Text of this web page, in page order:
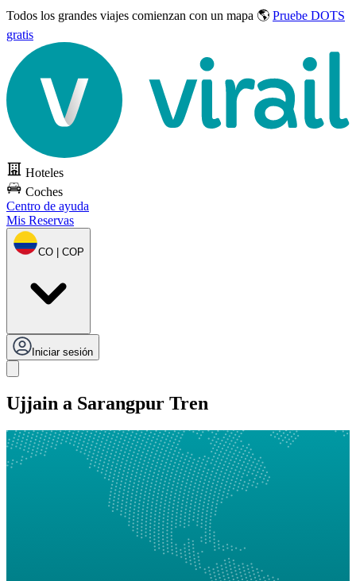
Todos los grandes viajes comienzan con un mapa 🌎 Pruebe DOTS
gratis
Hoteles
Coches
Centro de ayuda
Mis Reservas
CO | COP
Iniciar sesión
Ujjain a Sarangpur Tren